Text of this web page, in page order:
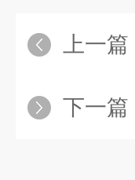
上一篇
下一篇